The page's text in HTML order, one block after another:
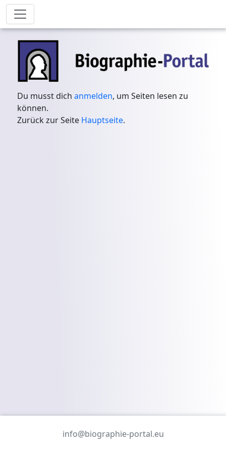
Du musst dichanmelden, um Seiten lesen zu
können.
Zurück zur Seite Hauptseite.
info@biographie-portal.eu